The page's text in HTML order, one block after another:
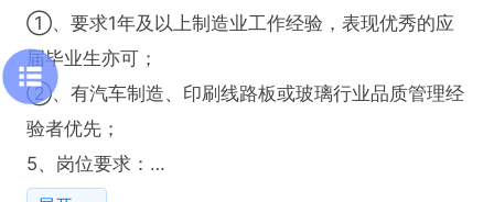
①、要求1年及以上制造业工作经验，表现优秀的应
届毕业生亦可；
②、有汽车制造、印刷线路板或玻璃行业品质管理经
验者优先；
5、岗位要求：